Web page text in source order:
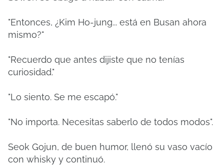
"Entonces, ¿Kim Ho-jung... está en Busan ahora
mismo?"
"Recuerdo que antes dijiste que no tenías
curiosidad."
"Lo siento. Se me escapó."
"No importa. Necesitas saberlo de todos modos".
Seok Gojun, de buen humor, llenó su vaso vacío
con whisky y continuó.